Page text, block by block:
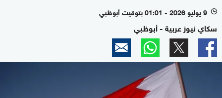
l 9 يوليو 2026 - 01:01 بتوقيت أبوظبي
سكاي نيوز عربية - أبوظبي